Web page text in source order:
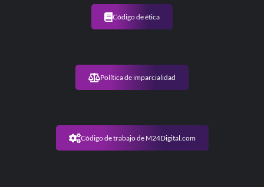
Código de ética
Política de imparcialidad
Código de trabajo de M24Digital.com